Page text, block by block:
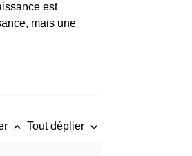
est
mais une
keyboard_arrow_up Tout déplier keyboard_arrow_down